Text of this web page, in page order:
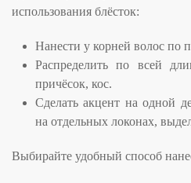
использования блёсток:
Нанести у корней волос по
Распределить по всей
причёсок, кос.
Сделать акцент на одной
на отдельных локонах,
Выбирайте удобный способ